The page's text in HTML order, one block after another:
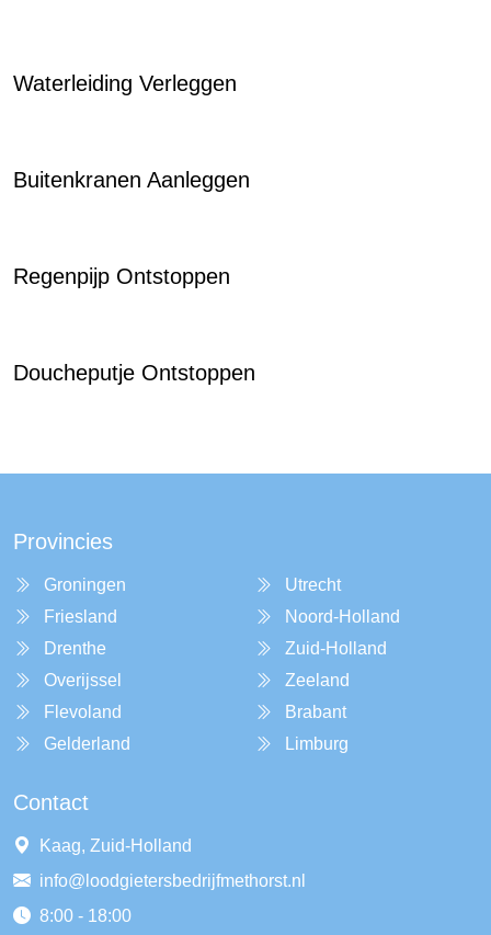
Waterleiding Verleggen
Buitenkranen Aanleggen
Regenpijp Ontstoppen
Doucheputje Ontstoppen
Provincies
Groningen
Friesland
Drenthe
Overijssel
Flevoland
Gelderland
Utrecht
Noord-Holland
Zuid-Holland
Zeeland
Brabant
Limburg
Contact
Kaag, Zuid-Holland
info@loodgietersbedrijfmethorst.nl
8:00 - 18:00